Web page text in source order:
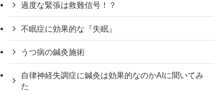
過度な緊張は救難信号！？
不眠症に効果的な『失眠』
うつ病の鍼灸施術
自律神経失調症に鍼灸は効果的なのかAIに聞いてみ
た